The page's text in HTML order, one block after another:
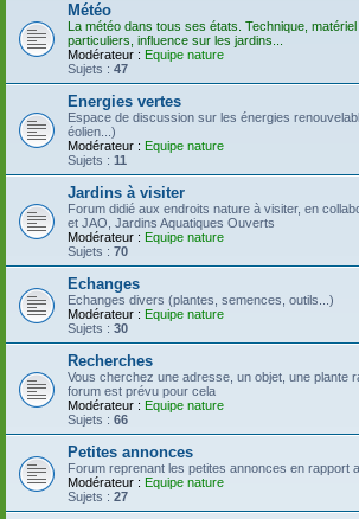
Météo
La météo dans tous ses états. Technique,
particuliers, influence sur les jardins...
Modérateur : Equipe nature
Sujets : 47
Energies vertes
Espace de discussion sur les énergies
éolien...)
Modérateur : Equipe nature
Sujets : 11
Jardins à visiter
Forum didié aux endroits nature à visiter, en
et JAO, Jardins Aquatiques Ouverts
Modérateur : Equipe nature
Sujets : 70
Echanges
Echanges divers (plantes, semences, outils...)
Modérateur : Equipe nature
Sujets : 30
Recherches
Vous cherchez une adresse, un objet, une plante
forum est prévu pour cela
Modérateur : Equipe nature
Sujets : 66
Petites annonces
Forum reprenant les petites annonces en rapport
Modérateur : Equipe nature
Sujets : 27